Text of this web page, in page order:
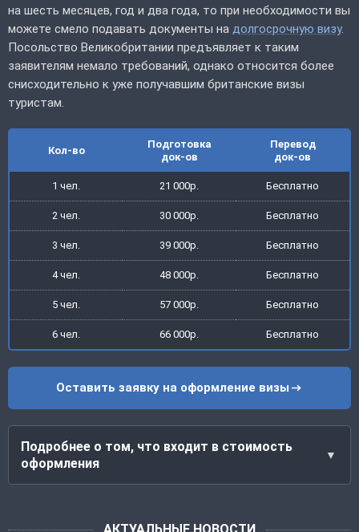
на шесть месяцев, год и два года, то при необходимости вы
можете смело подавать документы на долгосрочную визу.
Посольство Великобритании предъявляет к таким
заявителям немало требований, однако относится более
снисходительно к уже получавшим британские визы
туристам.
Кол-во
Подготовка
док-ов
Перевод
док-ов
1 чел. 21 000р. Бесплатно
2 чел. 30 000р. Бесплатно
3 чел. 39 000р. Бесплатно
4 чел. 48 000р. Бесплатно
5 чел. 57 000р. Бесплатно
6 чел. 66 000р. Бесплатно
Оставить заявку на оформление визы
Подробнее о том, что входит в стоимость
оформления
АКТУАЛЬНЫЕ НОВОСТИ